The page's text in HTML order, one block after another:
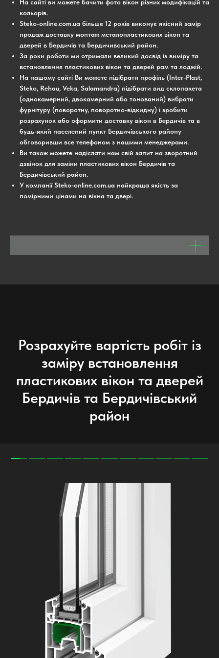
На сайті ви можете бачити фото вікон різних модифікацій та
кольорів.
Steko-online.com.ua більше 12 років виконує якісний замір
продаж доставку монтаж металопластикових вікон та
дверей в Бердичів та Бердичивський район.
За роки роботи ми отримали великий досвід із виміру та
встановлення пластикових вікон та дверей рам та лоджій.
На нашому сайті Ви можете підібрати профіль (Inter-Plast,
Steko, Rehau, Veka, Salamandra) підібрати вид склопакета
(однокамерний, двокамерний або тонований) вибрати
фурнітуру (поворотну, поворотно-відкидну) і зробити
розрахунок або оформити доставку вікон в Бердичів та в
будь-який населений пункт Бердичівського району
обговоривши все телефоном з нашими менеджерами.
Ви також можете надіслати нам свій запит на зворотний
дзвінок для заміни пластикових вікон Бердичів та
Бердичівський район.
У компанії Steko-online.com.ua найкраща якість за
помірними цінами на вікна та двері.
Розрахуйте вартість робіт із
заміру встановлення
пластикових вікон та дверей
Бердичів та Бердичівський
район